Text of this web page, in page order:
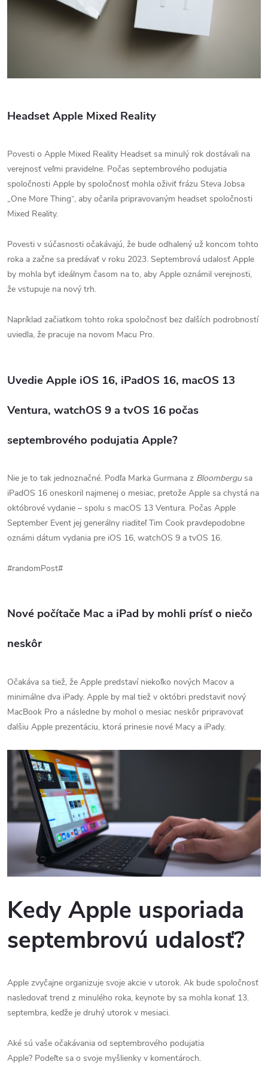
Headset Apple Mixed Reality
Povesti o Apple Mixed Reality Headset sa minulý rok dostávali na
verejnosť veľmi pravidelne. Počas septembrového podujatia
spoločnosti Apple by spoločnosť mohla oživiť frázu Steva Jobsa
„One More Thing“, aby očarila pripravovaným headset spoločnosti
Mixed Reality.
Povesti v súčasnosti očakávajú, že bude odhalený už koncom tohto
roka a začne sa predávať v roku 2023. Septembrová udalosť Apple
by mohla byť ideálnym časom na to, aby Apple oznámil verejnosti,
že vstupuje na nový trh.
Napríklad začiatkom tohto roka spoločnosť bez ďalších podrobností
uviedla, že pracuje na novom Macu Pro.
Uvedie Apple iOS 16, iPadOS 16, macOS 13
Ventura, watchOS 9 a tvOS 16 počas
septembrového podujatia Apple?
Nie je to tak jednoznačné. Podľa Marka Gurmana z Bloombergu sa
iPadOS 16 oneskoril najmenej o mesiac, pretože Apple sa chystá na
októbrové vydanie – spolu s macOS 13 Ventura. Počas Apple
September Event jej generálny riaditeľ Tim Cook pravdepodobne
oznámi dátum vydania pre iOS 16, watchOS 9 a tvOS 16.
#randomPost#
Nové počítače Mac a iPad by mohli prísť o niečo
neskôr
Očakáva sa tiež, že Apple predstaví niekoľko nových Macov a
minimálne dva iPady. Apple by mal tiež v októbri predstaviť nový
MacBook Pro a následne by mohol o mesiac neskôr pripravovať
ďalšiu Apple prezentáciu, ktorá prinesie nové Macy a iPady.
Kedy Apple usporiada
septembrovú udalosť?
Apple zvyčajne organizuje svoje akcie v utorok. Ak bude spoločnosť
nasledovať trend z minulého roka, keynote by sa mohla konať 13.
septembra, keďže je druhý utorok v mesiaci.
Aké sú vaše očakávania od septembrového podujatia
Apple? Podeľte sa o svoje myšlienky v komentároch.